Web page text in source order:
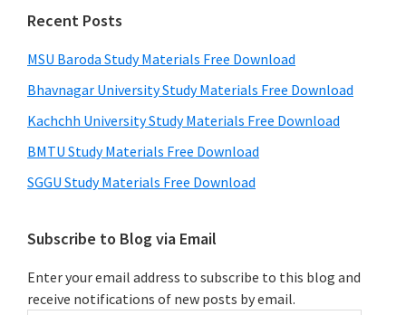
Recent Posts
MSU Baroda Study Materials Free Download
Bhavnagar University Study Materials Free Download
Kachchh University Study Materials Free Download
BMTU Study Materials Free Download
SGGU Study Materials Free Download
Subscribe to Blog via Email
Enter your email address to subscribe to this blog and
receive notifications of new posts by email.